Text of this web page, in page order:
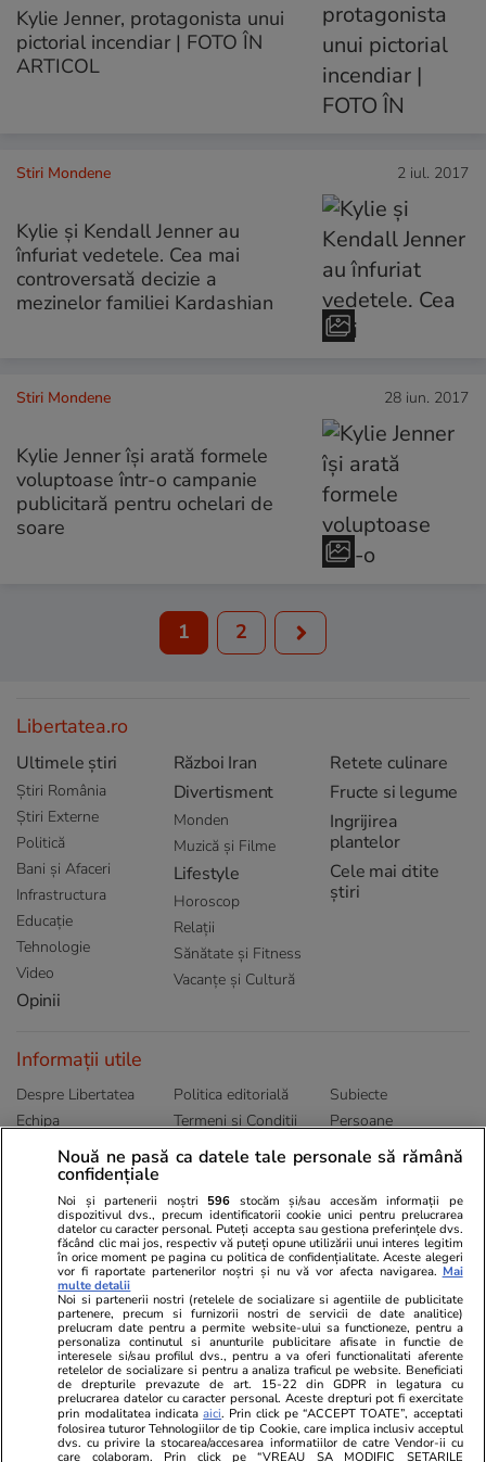
Kylie Jenner, protagonista unui
pictorial incendiar | FOTO ÎN
ARTICOL
Stiri Mondene 2 iul. 2017
Kylie și Kendall Jenner au
înfuriat vedetele. Cea mai
controversată decizie a
mezinelor familiei Kardashian
Stiri Mondene 28 iun. 2017
Kylie Jenner își arată formele
voluptoase într-o campanie
publicitară pentru ochelari de
soare
1 2
Libertatea.ro
Ultimele știri
Știri România
Știri Externe
Politică
Bani și Afaceri
Infrastructura
Educație
Tehnologie
Video
Opinii
Război Iran
Divertisment
Monden
Muzică și Filme
Lifestyle
Horoscop
Relații
Sănătate și Fitness
Vacanțe și Cultură
Retete culinare
Fructe si legume
Ingrijirea
plantelor
Cele mai citite
știri
Informații utile
Despre Libertatea
Echipa
Publicitate
Politica de
Politica editorială
Termeni și Conditii
Abonamente
Subiecte
Persoane
Sitemap
Ringier România
Libertatea pentru
Unica.ro
Program TV
Avantaje
ELLE
Gazeta Sporturilor
Stiri mondene
Calculator sarcina
Ajută Copiii
Locuri de muncă
Imobiliare.ro
Jobradar24
Imoradar24
Colecții Libertatea
Pariază responsabil! Decizia ONJN nr. 821/25.09.2025.
Jocurile de noroc sunt interzise minorilor.
Nouă ne pasă ca datele tale personale să rămână
confidențiale
Noi și partenerii noștri 596 stocăm și/sau accesăm informații pe
dispozitivul dvs., precum identificatorii cookie unici pentru prelucrarea
datelor cu caracter personal. Puteți accepta sau gestiona preferințele dvs.
făcând clic mai jos, respectiv vă puteți opune utilizării unui interes legitim
în orice moment pe pagina cu politica de confidențialitate. Aceste alegeri
vor fi raportate partenerilor noștri și nu vă vor afecta navigarea. Mai
multe detalii
Noi si partenerii nostri (retelele de socializare si agentiile de publicitate
partenere, precum si furnizorii nostri de servicii de date analitice)
prelucram date pentru a permite website-ului sa functioneze, pentru a
personaliza continutul si anunturile publicitare afisate in functie de
interesele si/sau profilul dvs., pentru a va oferi functionalitati aferente
retelelor de socializare si pentru a analiza traficul pe website. Beneficiati
de drepturile prevazute de art. 15-22 din GDPR in legatura cu
prelucrarea datelor cu caracter personal. Aceste drepturi pot fi exercitate
prin modalitatea indicataaici. Prin click pe “ACCEPT TOATE”, acceptati
folosirea tuturor Tehnologiilor de tip Cookie, care implica inclusiv acceptul
dvs. cu privire la stocarea/accesarea informatiilor de catre Vendor-ii cu
care colaboram. Prin click pe “VREAU SA MODIFIC SETARILE